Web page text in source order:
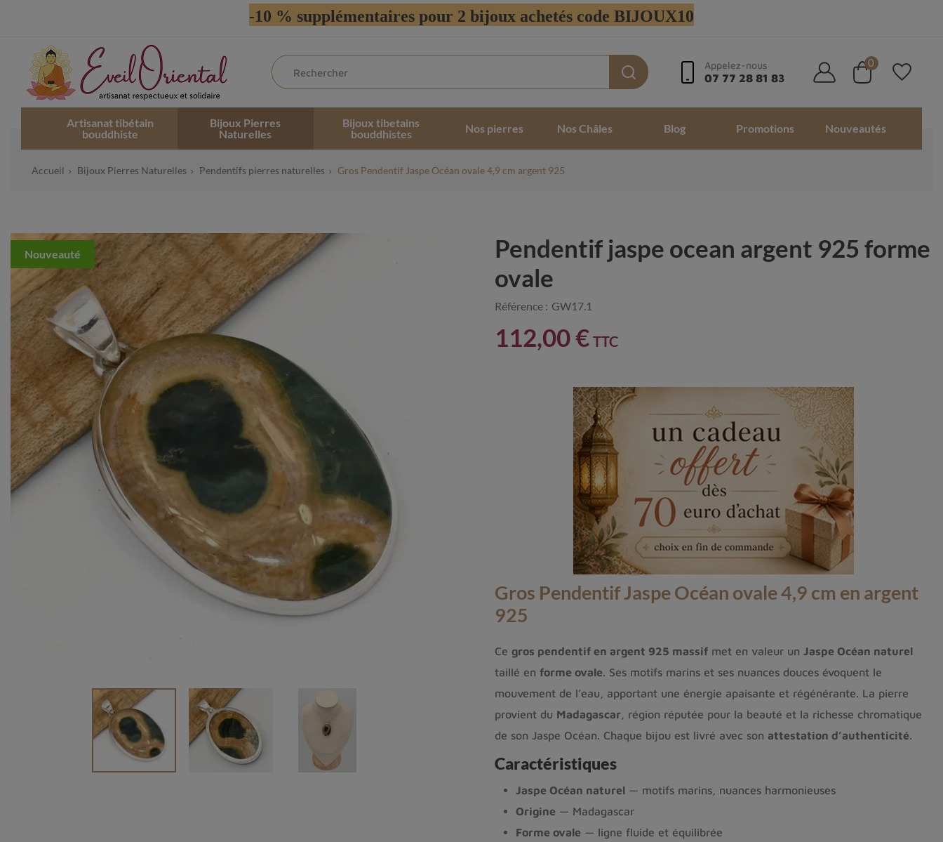
-10 % supplémentaires pour 2 bijoux achetés code BIJOUX10
Appelez-nous
07 77 28 81 83
0
Artisanat tibétain
bouddhiste
Bijoux Pierres
Naturelles
Bijoux tibetains
bouddhistes
Nos pierres Nos Châles Blog Promotions Nouveautés
Accueil Bijoux Pierres Naturelles Pendentifs pierres naturelles Gros Pendentif Jaspe Océan ovale 4,9 cm argent 925
Nouveauté
Pendentif jaspe ocean argent 925 forme
ovale
Référence : GW17.1
112,00 € TTC
Gros Pendentif Jaspe Océan ovale 4,9 cm en argent
925
Ce gros pendentif en argent 925 massifmet en valeur un Jaspe Océan naturel
taillé en forme ovale. Ses motifs marins et ses nuances douces évoquent le
mouvement de l’eau, apportant une énergie apaisante et régénérante. La pierre
provient du Madagascar, région réputée pour la beauté et la richesse chromatique
de son Jaspe Océan. Chaque bijou est livré avec son attestation d’authenticité.
Caractéristiques
Jaspe Océan naturel— motifs marins, nuances harmonieuses
Origine — Madagascar
Forme ovale — ligne fluide et équilibrée